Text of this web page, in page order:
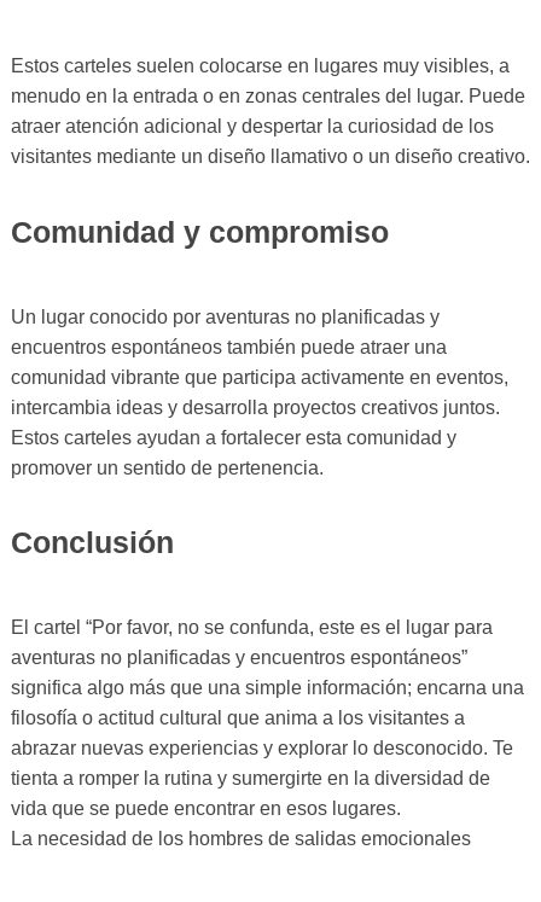
Estos carteles suelen colocarse en lugares muy visibles, a
menudo en la entrada o en zonas centrales del lugar. Puede
atraer atención adicional y despertar la curiosidad de los
visitantes mediante un diseño llamativo o un diseño creativo.
Comunidad y compromiso
Un lugar conocido por aventuras no planificadas y
encuentros espontáneos también puede atraer una
comunidad vibrante que participa activamente en eventos,
intercambia ideas y desarrolla proyectos creativos juntos.
Estos carteles ayudan a fortalecer esta comunidad y
promover un sentido de pertenencia.
Conclusión
El cartel “Por favor, no se confunda, este es el lugar para
aventuras no planificadas y encuentros espontáneos”
significa algo más que una simple información; encarna una
filosofía o actitud cultural que anima a los visitantes a
abrazar nuevas experiencias y explorar lo desconocido. Te
tienta a romper la rutina y sumergirte en la diversidad de
vida que se puede encontrar en esos lugares.
La necesidad de los hombres de salidas emocionales